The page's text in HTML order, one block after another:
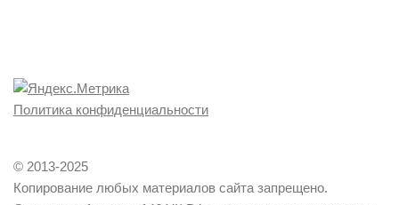
Политика конфиденциальности
© 2013-2025
Копирование любых материалов сайта запрещено.